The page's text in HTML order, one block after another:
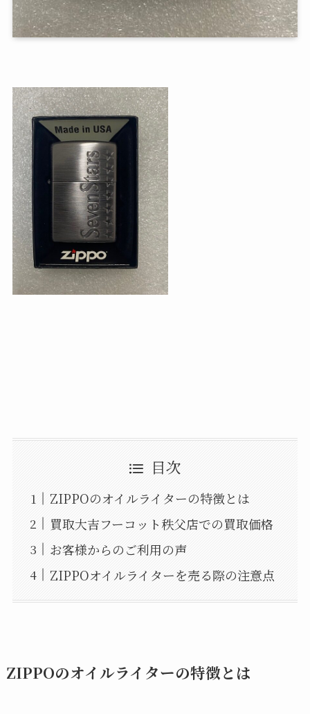
目次
ZIPPOのオイルライターの特徴とは
買取大吉フーコット秩父店での買取価格
お客様からのご利用の声
ZIPPOオイルライターを売る際の注意点
ZIPPOのオイルライターの特徴とは